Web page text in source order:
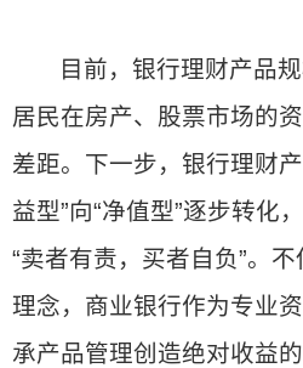
目前，银行理财产品
居民在房产、股票市场的
差距。下一步，银行理财
益型”向“净值型”逐步转化
“卖者有责，买者自负”。
理念，商业银行作为专业
承产品管理创造绝对收益